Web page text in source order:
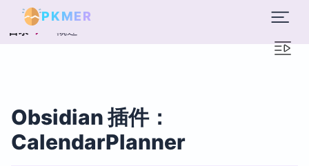
PKMER
目录 概述
Obsidian 插件：
CalendarPlanner